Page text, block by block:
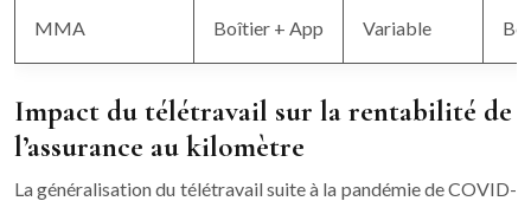
MMA Boîtier + App Variable
Impact du télétravail sur la rentabilité de
l’assurance au kilomètre
La généralisation du télétravail suite à la pandémie de COVID-